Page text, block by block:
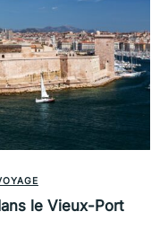
le Vieux-Port